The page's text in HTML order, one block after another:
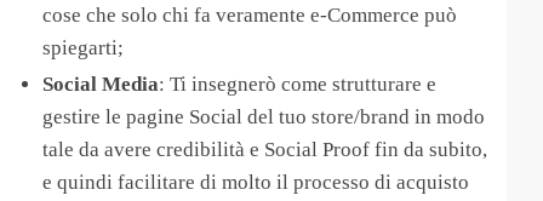
cose che solo chi fa veramente e-Commerce può
spiegarti;
​Social Media: Ti insegnerò come strutturare e
gestire le pagine Social del tuo store/brand in modo
tale da avere credibilità e Social Proof fin da subito,
e quindi facilitare di molto il processo di acquisto